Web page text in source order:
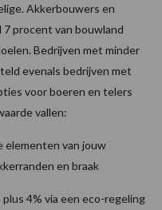
Akkerbouwers en
procent van bouwland
Bedrijven met minder
evenals bedrijven met
voor boeren en telers
vallen:
elementen van jouw
en braak
4% via een eco-regeling